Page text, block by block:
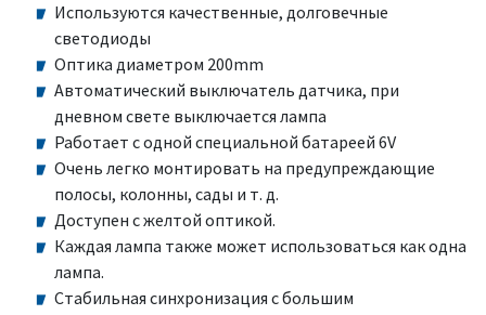
Используются качественные, долговечные
светодиоды
Оптика диаметром 200mm
Автоматический выключатель датчика, при
дневном свете выключается лампа
Работает с одной специальной батареей 6V
Очень легко монтировать на предупреждающие
полосы, колонны, сады и т. д.
Доступен с желтой оптикой.
Каждая лампа также может использоваться как одна
лампа.
Стабильная синхронизация с большим